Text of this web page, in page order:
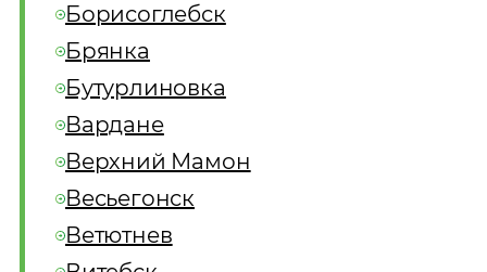
Борисоглебск
Брянка
Бутурлиновка
Вардане
Верхний Мамон
Весьегонск
Ветютнев